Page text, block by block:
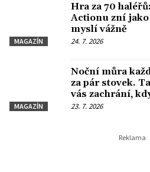
MAGAZÍN
Hra za 70
Actionu zní jako
myslí vážně
24. 7. 2026
MAGAZÍN
Noční můra
za pár stovek.
vás zachrání,
23. 7. 2026